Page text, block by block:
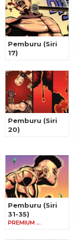
Pemburu (Siri
17)
Pemburu (Siri
20)
Pemburu (Siri
31-35)
PREMIUM …